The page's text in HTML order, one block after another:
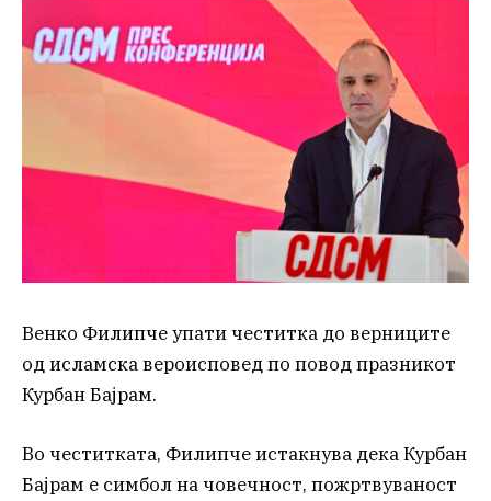
Венко Филипче упати честитка до верниците
од исламска вероисповед по повод празникот
Курбан Бајрам.
Во честитката, Филипче истакнува дека Курбан
Бајрам е симбол на човечност, пожртвуваност